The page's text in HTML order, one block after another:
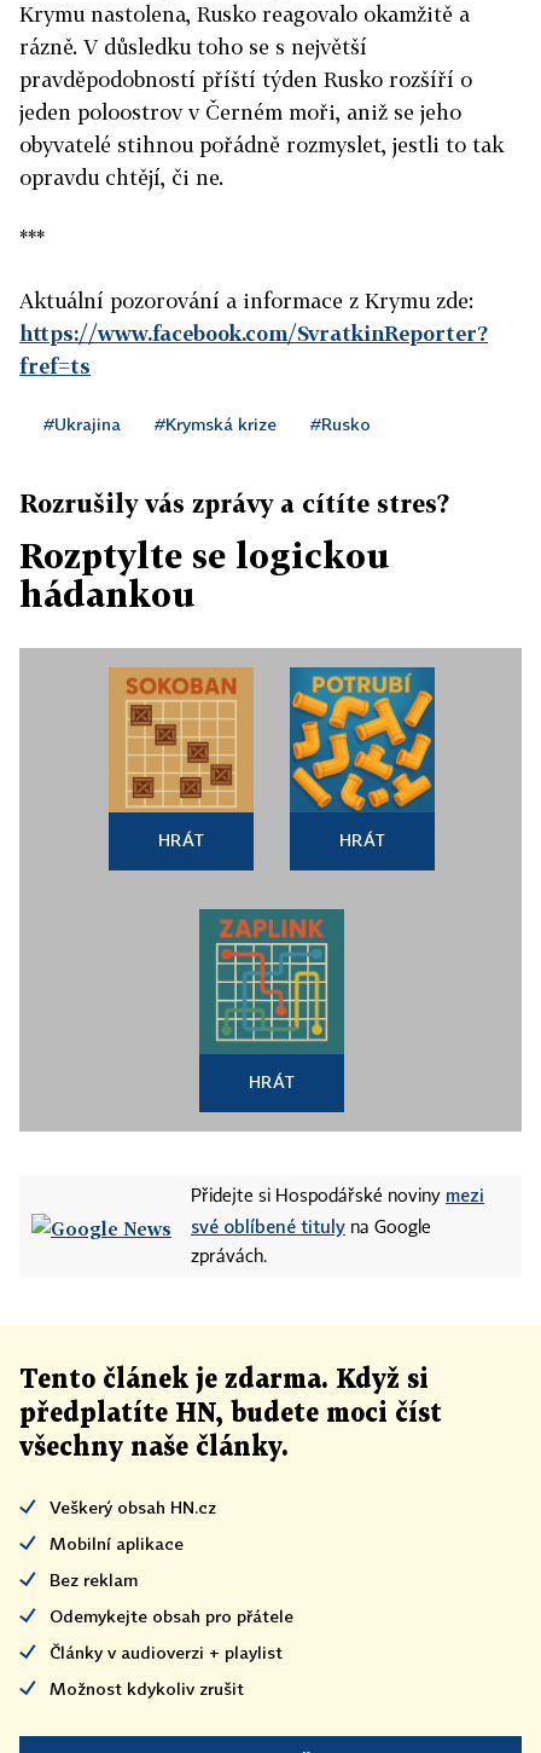
Krymu nastolena, Rusko reagovalo okamžitě a
rázně. V důsledku toho se s největší
pravděpodobností příští týden Rusko rozšíří o
jeden poloostrov v Černém moři, aniž se jeho
obyvatelé stihnou pořádně rozmyslet, jestli to tak
opravdu chtějí, či ne.
***
Aktuální pozorování a informace z Krymu zde:
https://www.facebook.com/SvratkinReporter?
fref=ts
#Ukrajina #Krymská krize #Rusko
Rozrušily vás zprávy a cítíte stres?
Rozptylte se logickou
hádankou
HRÁT HRÁT
HRÁT
Přidejte si Hospodářské noviny mezi
své oblíbené tituly na Google
zprávách.
Tento článek je zdarma. Když si
předplatíte HN, budete moci číst
všechny naše články.
Veškerý obsah HN.cz
Mobilní aplikace
Bez reklam
Odemykejte obsah pro přátele
Články v audioverzi + playlist
Možnost kdykoliv zrušit